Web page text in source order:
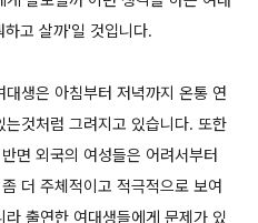
고 살까'일 것입니다.
생은 아침부터 저녁까지 온통 연
것처럼 그려지고 있습니다. 또한
면 외국의 여성들은 어려서부터
더 주체적이고 적극적으로 보여
출연한 여대생들에게 문제가 있